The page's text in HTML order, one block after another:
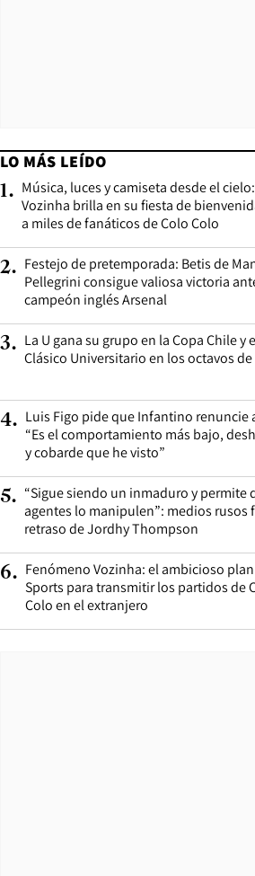
LO MÁS LEÍDO
1. Música, luces y camiseta desde el cielo:
Vozinha brilla en su fiesta de
a miles de fanáticos de Colo Colo
2. Festejo de pretemporada: Betis de
Pellegrini consigue valiosa victoria
campeón inglés Arsenal
3. La U gana su grupo en la Copa Chile y
Clásico Universitario en los octavos
4. Luis Figo pide que Infantino renuncie
“Es el comportamiento más bajo,
y cobarde que he visto”
5. “Sigue siendo un inmaduro y permite
agentes lo manipulen”: medios rusos
retraso de Jordhy Thompson
6. Fenómeno Vozinha: el ambicioso
Sports para transmitir los partidos de
Colo en el extranjero